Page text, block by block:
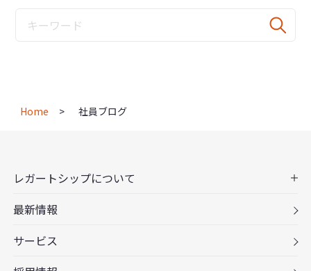
Home 社員ブログ
レガートシップについて
最新情報
サービス